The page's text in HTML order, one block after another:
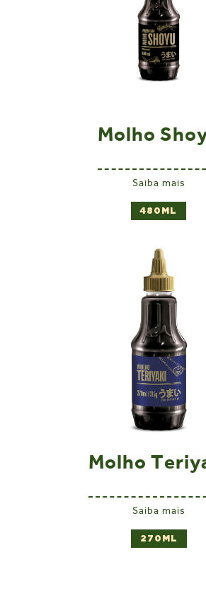
Molho
Saiba mais
480ML
Molho
Saiba mais
270ML